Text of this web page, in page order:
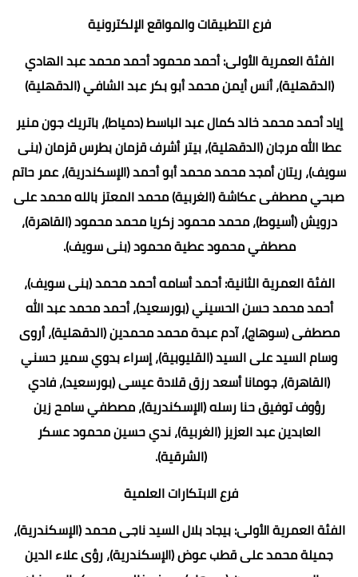
فرع التطبيقات والمواقع الإلكترونية
الفئة العمرية الأولى: أحمد محمود أحمد محمد عبد الهادي
(الدقهلية)، أنس أيمن محمد أبو بكر عبد الشافي (الدقهلية)
إياد أحمد محمد خالد كمال عبد الباسط (دمياط)، باتريك جون منير
عطا الله مرجان (الدقهلية)، بيتر أشرف قزمان بطرس قزمان (بنى
سويف)، ريتان أمجد محمد محمد أبو أحمد (الإسكندرية)، عمر حاتم
صبحي مصطفى عكاشة (الغربية) محمد المعتز بالله محمد على
درويش (أسيوط)، محمد محمود زكريا محمد محمود (القاهرة)،
مصطفي محمود عطية محمود (بنى سويف).
الفئة العمرية الثانية: أحمد أسامه أحمد محمد (بنى سويف)،
أحمد محمد حسن الحسيني (بورسعيد)، أحمد محمد عبد الله
مصطفى (سوهاج)، آدم عبدة محمد محمدين (الدقهلية)، أروى
وسام السيد على السيد (القليوبية)، إسراء بدوي سمير حسني
(القاهرة)، جومانا أسعد رزق قلادة عيسى (بورسعيد)، فادي
رؤوف توفيق حنا رسله (الإسكندرية)، مصطفي سامح زين
العابدين عبد العزيز (الغربية)، ندي حسين محمود عسكر
(الشرقية).
فرع الابتكارات العلمية
الفئة العمرية الأولى: بيجاد بلال السيد ناجى محمد (الإسكندرية)،
جميلة محمد على قطب عوض (الإسكندرية)، رؤى علاء الدين